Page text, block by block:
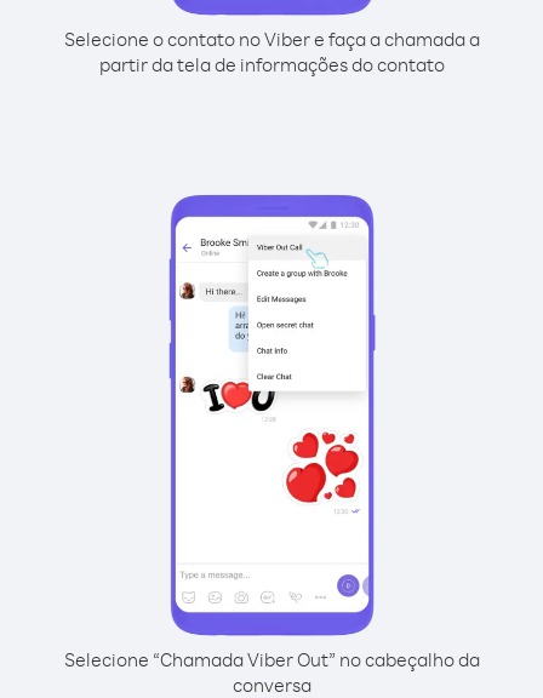
Selecione o contato no Viber e faça a chamada a
partir da tela de informações do contato
Selecione “Chamada Viber Out” no cabeçalho da
conversa